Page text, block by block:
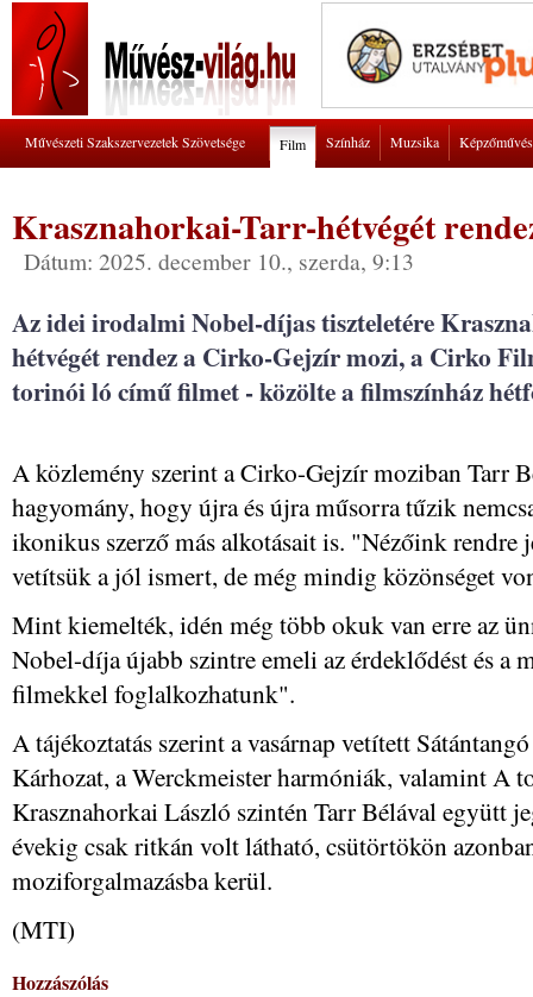
Művészeti Szakszervezetek Szövetsége Film Színház Muzsika
Krasznahorkai-Tarr-hétvégét
Dátum: 2025. december 10., szerda, 9:13
Az idei irodalmi Nobel-díjas tiszteletére
hétvégét rendez a Cirko-Gejzír mozi, a Cirko
torinói ló című filmet - közölte a filmszínház
A közlemény szerint a Cirko-Gejzír moziban Tarr
hagyomány, hogy újra és újra műsorra tűzik
ikonikus szerző más alkotásait is. "Nézőink
vetítsük a jól ismert, de még mindig közönséget
Mint kiemelték, idén még több okuk van erre az
Nobel-díja újabb szintre emeli az érdeklődést és a
filmekkel foglalkozhatunk".
A tájékoztatás szerint a vasárnap vetített
Kárhozat, a Werckmeister harmóniák, valamint A
Krasznahorkai László szintén Tarr Bélával együtt
évekig csak ritkán volt látható, csütörtökön
moziforgalmazásba kerül.
(MTI)
Hozzászólás